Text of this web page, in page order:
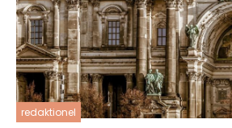
redaktionel